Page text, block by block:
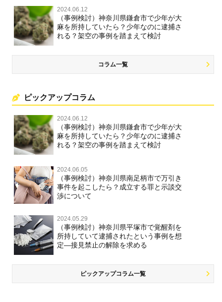
2024.06.12
（事例検討）神奈川県鎌倉市で少年が大
麻を所持していたら？少年なのに逮捕さ
れる？架空の事例を踏まえて検討
コラム一覧
ピックアップコラム
2024.06.12
（事例検討）神奈川県鎌倉市で少年が大
麻を所持していたら？少年なのに逮捕さ
れる？架空の事例を踏まえて検討
2024.06.05
（事例検討）神奈川県南足柄市で万引き
事件を起こしたら？成立する罪と示談交
渉について
2024.05.29
（事例検討）神奈川県平塚市で覚醒剤を
所持していて逮捕されたという事例を想
定―接見禁止の解除を求める
ピックアップコラム一覧